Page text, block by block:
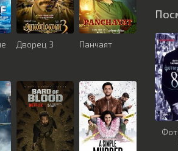
Дворец 3 Панчаят